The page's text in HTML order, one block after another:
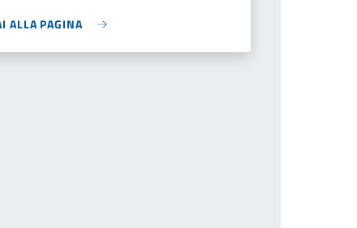
ALLA PAGINA